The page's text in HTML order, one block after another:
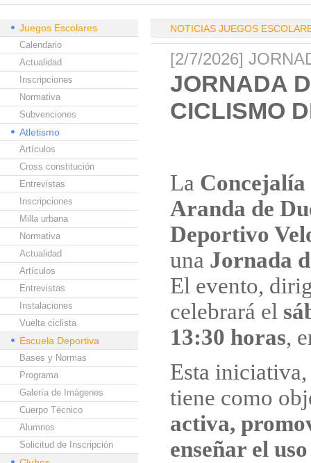
Juegos Escolares
Calendario
Actualidad
Inscripciones
Normativa
Subvenciones
Atletismo
Artículos
Cross constitución
Entrevistas
Inscripciones
Milla urbana
Normativa
Actualidad
Artículos
Entrevistas
Instalaciones
Vuelta ciclista
Escuela Deportiva
Bases y Normas
Programa
Galería de Imágenes
Cuerpo Técnico
Alumnos
Solicitud de Inscripción
NOTICIAS JUEGOS
[2/7/2026]
JORNADA
CICLISMO
La Concejalía
Aranda de
Deportivo
una Jornada
El evento,
celebrará el
13:30 horas,
Esta
tiene como
activa,
enseñar el